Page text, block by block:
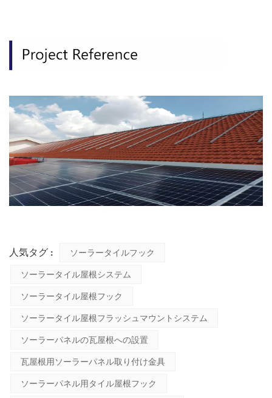
人気タグ :
ソーラータイルフック
ソーラータイル屋根システム
ソーラータイル屋根フック
ソーラータイル屋根フラッシュマウントシステム
ソーラーパネルの瓦屋根への設置
瓦屋根用ソーラーパネル取り付け金具
ソーラーパネル用タイル屋根フック